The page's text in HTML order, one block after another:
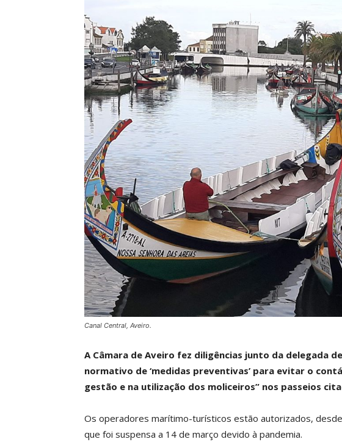
Canal Central, Aveiro.
A Câmara de Aveiro fez diligências junto da delegada
normativo de ‘medidas preventivas’ para evitar o
gestão e na utilização dos moliceiros” nos passeios
Os operadores marítimo-turísticos estão autorizados,
que foi suspensa a 14 de março devido à pandemia.